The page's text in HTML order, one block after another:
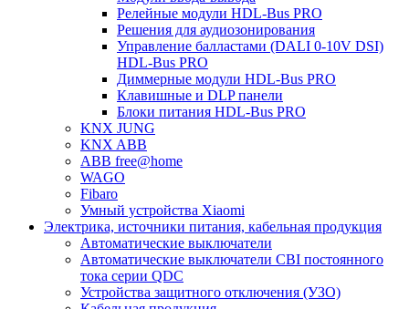
Релейные модули HDL-Bus PRO
Решения для аудиозонирования
Управление балластами (DALI 0-10V DSI)
HDL-Bus PRO
Диммерные модули HDL-Bus PRO
Клавишные и DLP панели
Блоки питания HDL-Bus PRO
KNX JUNG
KNX ABB
ABB free@home
WAGO
Fibaro
Умный устройства Xiaomi
Электрика, источники питания, кабельная продукция
Автоматические выключатели
Автоматические выключатели CBI постоянного
тока серии QDC
Устройства защитного отключения (УЗО)